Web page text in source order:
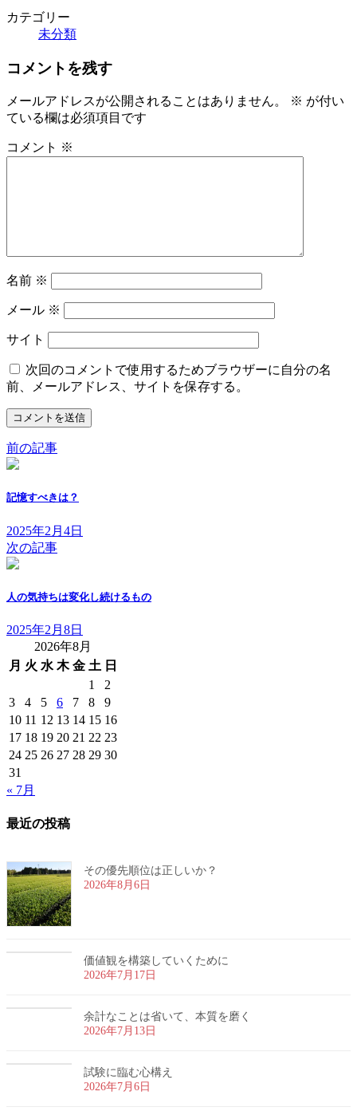
カテゴリー
未分類
コメントを残す
メールアドレスが公開されることはありません。 ※ が付い
ている欄は必須項目です
コメント ※
名前 ※
メール ※
サイト
次回のコメントで使用するためブラウザーに自分の名
前、メールアドレス、サイトを保存する。
前の記事
記憶すべきは？
2025年2月4日
次の記事
人の気持ちは変化し続けるもの
2025年2月8日
2026年8月
月 火 水 木 金 土 日
1
2
3
4 5 6 7 8
9
10 11 12 13 14 15 16
17 18 19 20 21 22 23
24 25 26 27 28 29 30
31
« 7月
最近の投稿
その優先順位は正しいか？
2026年8月6日
価値観を構築していくために
2026年7月17日
余計なことは省いて、本質を磨く
2026年7月13日
試験に臨む心構え
2026年7月6日